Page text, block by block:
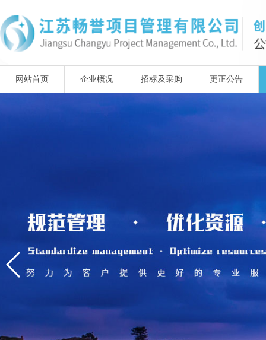
网站首页 企业概况 招标及采购 更正公告